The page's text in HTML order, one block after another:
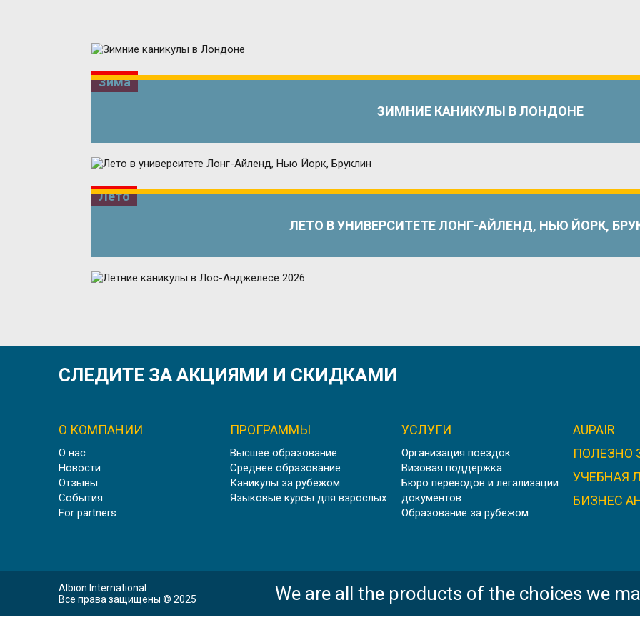
Зима
ЗИМНИЕ КАНИКУЛЫ В ЛОНДОНЕ
Лето
ЛЕТО В УНИВЕРСИТЕТЕ ЛОНГ-АЙЛЕНД, НЬЮ ЙОРК,
Осень
ОСЕННИЕ КАНИКУЛЫ В ЭДИНБУРГЕ, ШОТЛАНДИЯ
ЛЕТНИЕ КАНИКУЛЫ В ОКСФОРДЕ
СЛЕДИТЕ ЗА АКЦИЯМИ И СКИДКАМИ
О КОМПАНИИ
О нас
Новости
Отзывы
События
For partners
ПРОГРАММЫ
Высшее образование
Среднее образование
Каникулы за рубежом
Языковые курсы для взрослых
УСЛУГИ
Организация поездок
Визовая поддержка
Бюро переводов и легализации
документов
Образование за рубежом
AUPAIR
ПОЛЕЗНО
УЧЕБНАЯ
БИЗНЕС
Albion International
Все права защищены © 2025
We are all the products of the choices we